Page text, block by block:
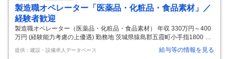
製造職オペレーター「医薬品・化粧品・食品素材」／
経験者歓迎
製造職オペレーター（医薬品・化粧品・食品素材） 年収 330万円～400
万円 (経験能力考慮の上優遇) 勤務地 茨城県猿島郡五霞町小手指1800 仕
事内容 ■製造オペレーター業務をご担当していただきます。 【具体的に
は】 ■医薬品・化粧品・食品素材の製造オペレーター業務 ※機械操作の
提供：建設・設備求人データベース 給与等の情報を見る